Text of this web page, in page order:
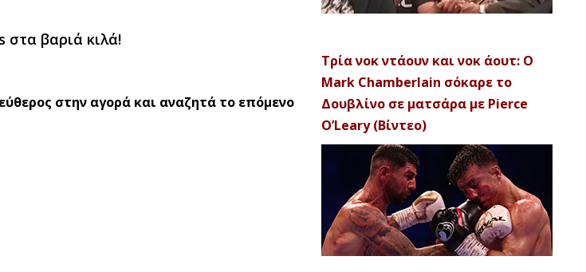
στα βαριά κιλά!
στην αγορά και αναζητά το επόμενο
Τρία νοκ ντάουν και νοκ άουτ: Ο
Mark Chamberlain σόκαρε το
Δουβλίνο σε ματσάρα με Pierce
O’Leary (Βίντεο)